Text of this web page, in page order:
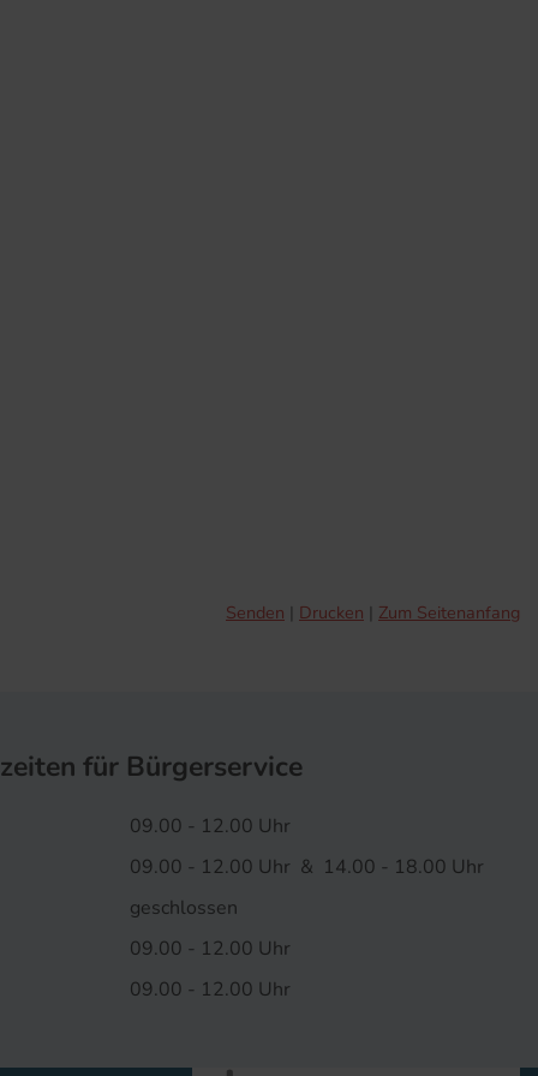
Senden Drucken Zum Seitenanfang
für Bürgerservice
09.00 - 12.00 Uhr
09.00 - 12.00 Uhr & 14.00 - 18.00 Uhr
geschlossen
09.00 - 12.00 Uhr
09.00 - 12.00 Uhr